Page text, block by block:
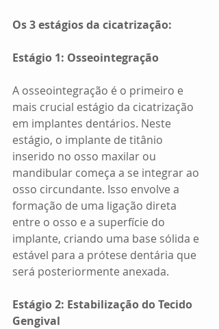
Os 3 estágios da cicatrização:
Estágio 1: Osseointegração
A osseointegração é o primeiro e
mais crucial estágio da cicatrização
em implantes dentários. Neste
estágio, o implante de titânio
inserido no osso maxilar ou
mandibular começa a se integrar ao
osso circundante. Isso envolve a
formação de uma ligação direta
entre o osso e a superfície do
implante, criando uma base sólida e
estável para a prótese dentária que
será posteriormente anexada.
Estágio 2: Estabilização do Tecido
Gengival